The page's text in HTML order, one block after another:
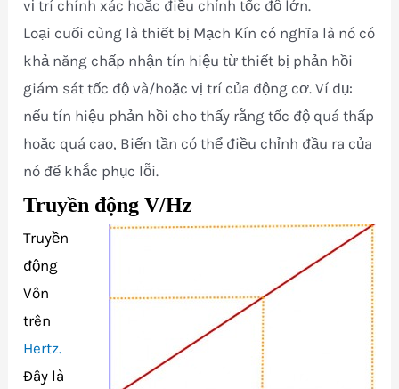
vị trí chính xác hoặc điều chỉnh tốc độ lớn.
Loại cuối cùng là thiết bị Mạch Kín có nghĩa là nó có
khả năng chấp nhận tín hiệu từ thiết bị phản hồi
giám sát tốc độ và/hoặc vị trí của động cơ. Ví dụ:
nếu tín hiệu phản hồi cho thấy rằng tốc độ quá thấp
hoặc quá cao, Biến tần có thể điều chỉnh đầu ra của
nó để khắc phục lỗi.
Truyền động V/Hz
Truyền
động
Vôn
trên
Hertz.
Đây là